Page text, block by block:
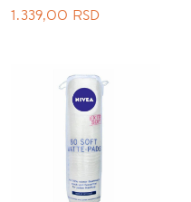
1.339,00 RSD